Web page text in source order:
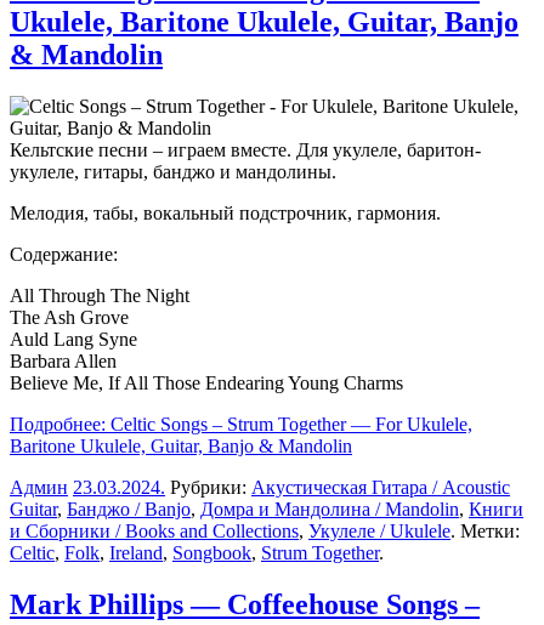
Ukulele, Baritone Ukulele, Guitar, Banjo
& Mandolin
Кельтские песни – играем вместе. Для укулеле, баритон-
укулеле, гитары, банджо и мандолины.
Мелодия, табы, вокальный подстрочник, гармония.
Содержание:
All Through The Night
The Ash Grove
Auld Lang Syne
Barbara Allen
Believe Me, If All Those Endearing Young Charms
Подробнее: Celtic Songs – Strum Together — For Ukulele,
Baritone Ukulele, Guitar, Banjo & Mandolin
Админ 23.03.2024. Рубрики: Акустическая Гитара / Acoustic
Guitar, Банджо / Banjo, Домра и Мандолина / Mandolin, Книги
и Сборники / Books and Collections, Укулеле / Ukulele. Метки:
Celtic, Folk, Ireland, Songbook, Strum Together.
Mark Phillips — Coffeehouse Songs –